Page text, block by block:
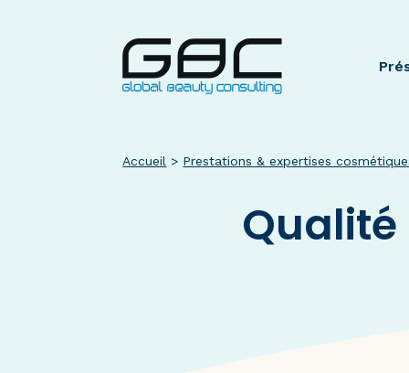
Accueil > Prestations & expertises
Qualité